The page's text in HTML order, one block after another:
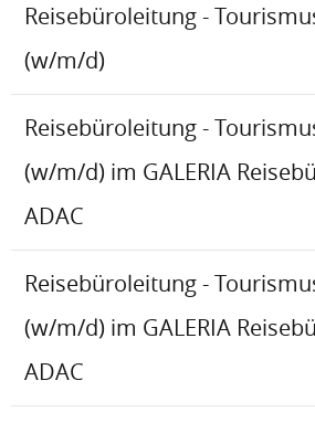
Reisebüroleitung -
(w/m/d)
Reisebüroleitung -
(w/m/d) im GALERIA
ADAC
Reisebüroleitung -
(w/m/d) im GALERIA
ADAC